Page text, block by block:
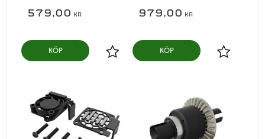
579,00 KR
Lägg till i favoriter
KÖP
979,00 KR
Lägg till i
KÖP